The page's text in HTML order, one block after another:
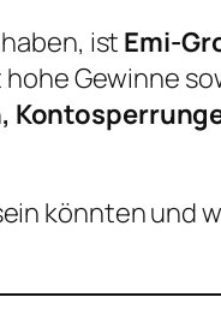
ist Emi-
Gewinne
könnten und